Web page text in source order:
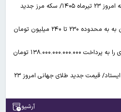
قیمت زمان بازگشایی طلا و سکه امروز ۲۳ تیرماه ۱۴۰۵/ سکه مرز جدید
میانگین قیمت مسکن در تهران به به محدوده ۲۳۰ تا ۲۴۰ میلیون تومان
وزارت نفت، نهاد ریاست جمهوری را به پرداخت ۱۳۸.۰۰۰.۰۰۰.۰۰۰.۰۰۰ تومان
طلا در پایین‌ترین سطح قیمتی ایستاد/ قیمت جدید طلای جهانی امروز ۲۳
آرشیو